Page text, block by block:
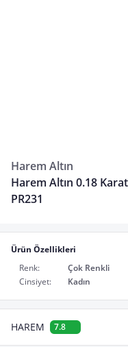
Harem Altın
Harem Altın 0.18
PR231
Ürün Özellikleri
Renk:
Çok Renkli
Cinsiyet:
Kadın
HAREM 7.8